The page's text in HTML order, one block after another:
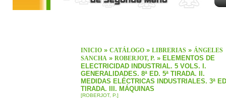
INICIO » CATÁLOGO » LIBRERIAS » ÁNGELES
SANCHA » ROBERJOT, P. » ELEMENTOS DE
ELECTRICIDAD INDUSTRIAL. 5 VOLS. I.
GENERALIDADES. 8ª ED. 5ª TIRADA. II.
MEDIDAS ELÉCTRICAS INDUSTRIALES. 3ª
TIRADA. III. MÁQUINAS
[ROBERJOT, P.]